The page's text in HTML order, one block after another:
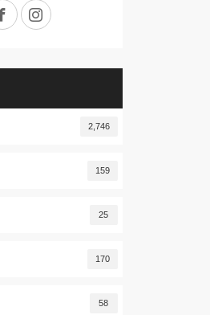
FacebookInstagram
2,746
159
25
170
58